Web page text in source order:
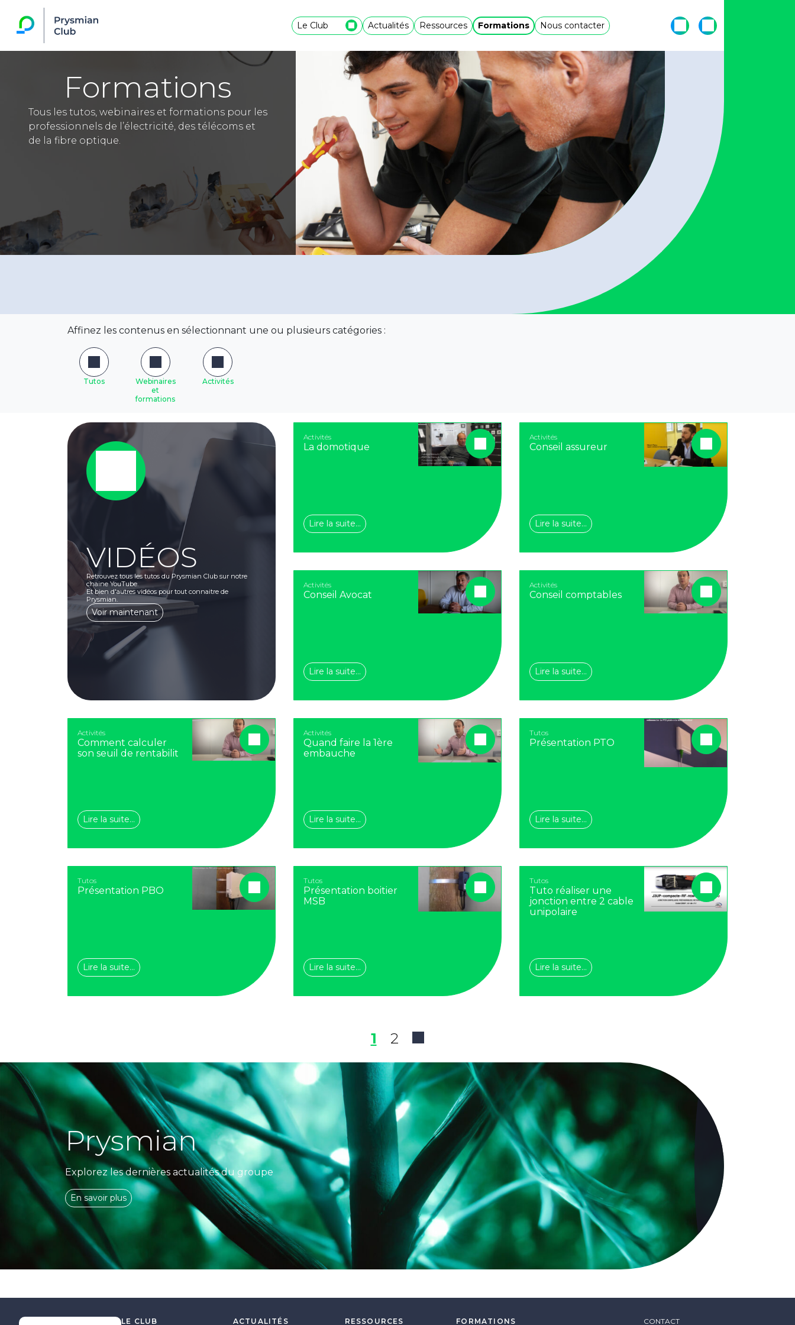
Le Club Actualités Ressources Formations Nous contacter
Formations
Tous les tutos, webinaires et formations pour les
professionnels de l’électricité, des télécoms et
de la fibre optique.
Affinez les contenus en sélectionnant une ou plusieurs catégories :
Tutos
Webinaires
et
formations
Activités
VIDÉOS
Retrouvez tous les tutos du Prysmian Club sur notre
chaine YouTube.
Et bien d'autres vidéos pour tout connaitre de
Prysmian.
Voir maintenant
Activités
La domotique
Lire la suite…
Activités
Conseil assureur
Lire la suite…
Activités
Conseil Avocat
Lire la suite…
Activités
Conseil comptables
Lire la suite…
Activités
Comment calculer
son seuil de rentabilit
Lire la suite…
Activités
Quand faire la 1ère
embauche
Lire la suite…
Tutos
Présentation PTO
Lire la suite…
Tutos
Présentation PBO
Lire la suite…
Tutos
Présentation boitier
MSB
Lire la suite…
Tutos
Tuto réaliser une
jonction entre 2 cable
unipolaire
Lire la suite…
1 2
Prysmian
Explorez les dernières actualités du groupe
En savoir plus
LE CLUB ACTUALITÉS RESSOURCES FORMATIONS CONTACT